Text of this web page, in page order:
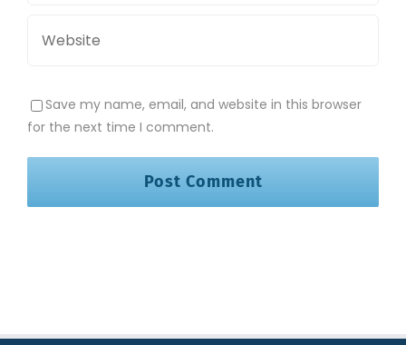
Save my name, email, and website in this browser
for the next time I comment.